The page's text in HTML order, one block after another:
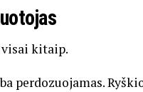
visai kitaip.
perdozuojamas.